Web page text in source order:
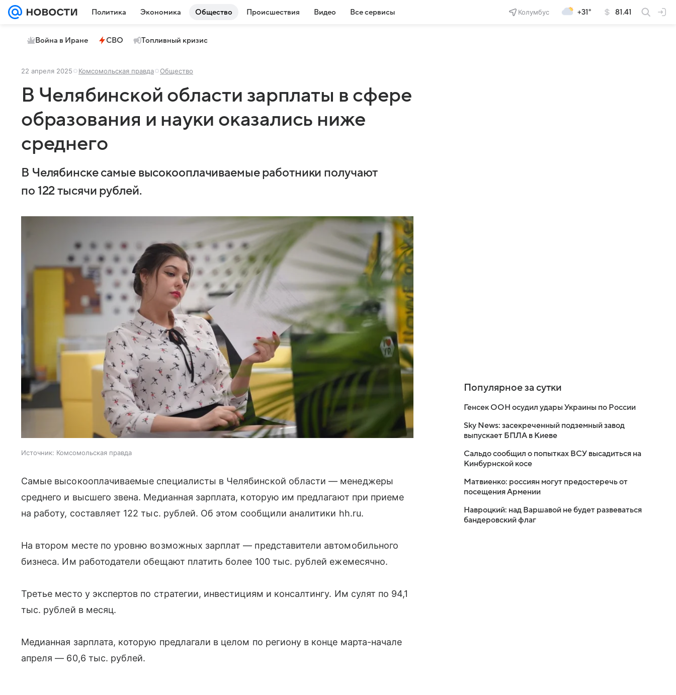
Политика Экономика Общество Происшествия Видео Все сервисы Колумбус +31° 81.41
Война в Иране СВО Топливный кризис
22 апреля 2025 Комсомольская правда Общество
В Челябинской области зарплаты в сфере
образования и науки оказались ниже
среднего
В Челябинске самые высокооплачиваемые работники получают
по 122 тысячи рублей.
Источник: Комсомольская правда
Самые высокооплачиваемые специалисты в Челябинской области — менеджеры
среднего и высшего звена. Медианная зарплата, которую им предлагают при приеме
на работу, составляет 122 тыс. рублей. Об этом сообщили аналитики hh.ru.
На втором месте по уровню возможных зарплат — представители автомобильного
бизнеса. Им работодатели обещают платить более 100 тыс. рублей ежемесячно.
Третье место у экспертов по стратегии, инвестициям и консалтингу. Им сулят по 94,1
тыс. рублей в месяц.
Медианная зарплата, которую предлагали в целом по региону в конце марта-начале
апреля — 60,6 тыс. рублей.
Популярное за сутки
Генсек ООН осудил удары Украины по России
Sky News: засекреченный подземный завод
выпускает БПЛА в Киеве
Сальдо сообщил о попытках ВСУ высадиться на
Кинбурнской косе
Матвиенко: россиян могут предостеречь от
посещения Армении
Навроцкий: над Варшавой не будет развеваться
бандеровский флаг